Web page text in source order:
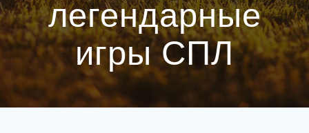
легендарные
игры СПЛ